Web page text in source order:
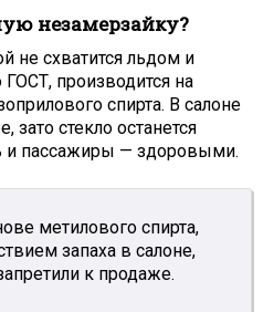
незамерзайку?
не схватится льдом и
ГОСТ, производится на
спирта. В салоне
зато стекло останется
и пассажиры — здоровыми.
метилового спирта,
запаха в салоне,
к продаже.